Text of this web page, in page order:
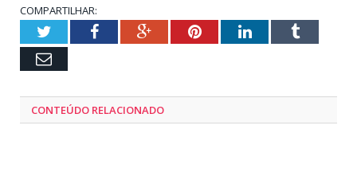
COMPARTILHAR:
TwitterFacebookGoogle+PinterestLinkedInTumblr
Email
CONTEÚDO RELACIONADO